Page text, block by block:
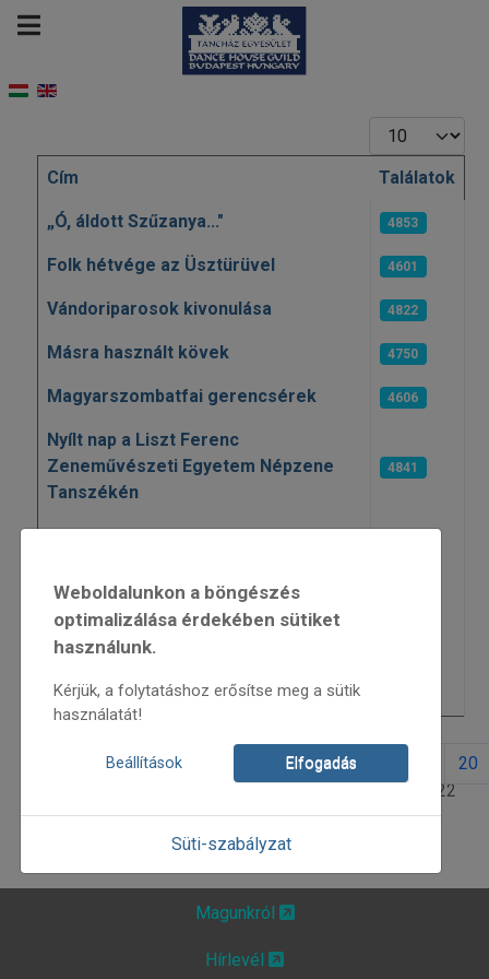
Tételek #
Cikkek
Cím Találatok
„Ó, áldott Szűzanya..." 4853
Folk hétvége az Üsztürüvel 4601
Vándoriparosok kivonulása 4822
Másra használt kövek 4750
Magyarszombatfai gerencsérek 4606
Nyílt nap a Liszt Ferenc
Zeneművészeti Egyetem Népzene
Tanszékén
4841
A Magyar Kultúra Napja a Néprajzi
Sebestyén Márta és Mona néni
Ingyenes délutáni gyerekprogramok
MAG 2015/1
22. oldal / 22
13 14 16 17 20
Weboldalunkon a böngészés
optimalizálása érdekében sütiket
használunk.
Kérjük, a folytatáshoz erősítse meg a sütik
használatát!
Beállítások Elfogadás
Süti-szabályzat
Magunkról
Hírlevél